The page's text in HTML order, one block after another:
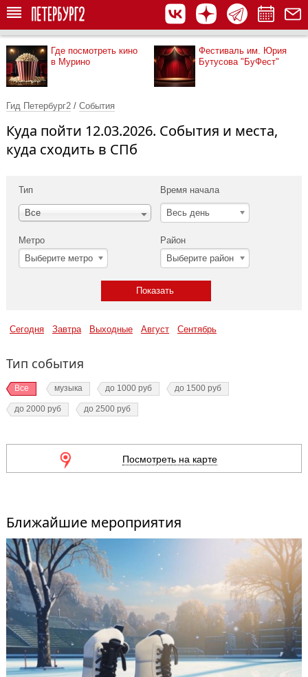
Где посмотреть кино
в Мурино
Фестиваль им. Юрия
Бутусова "БуФест"
Гид Петербург2 / События
Куда пойти 12.03.2026. События и места,
куда сходить в СПб
Тип Время начала
Все Весь день
Метро
Район
Выберите метро
Выберите район
Сегодня Завтра Выходные Август Сентябрь
Тип события
Все музыка до 1000 руб до 1500 руб
до 2000 руб до 2500 руб
Посмотреть на карте
Ближайшие мероприятия